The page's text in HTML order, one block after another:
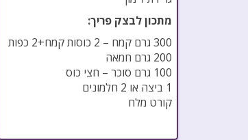
מתכון לבצק פריך:
300 גרם קמח – 2 כוסות קמח+2 כפות
200 גרם חמאה
100 גרם סוכר – חצי כוס
1 ביצה או 2 חלמונים
קורט מלח